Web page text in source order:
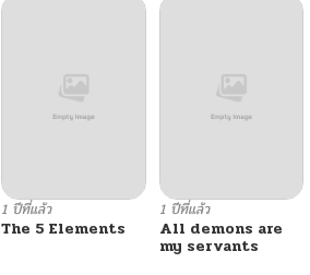
1 ปีที่แล้ว
The 5 Elements
1 ปีที่แล้ว
All demons are
my servants